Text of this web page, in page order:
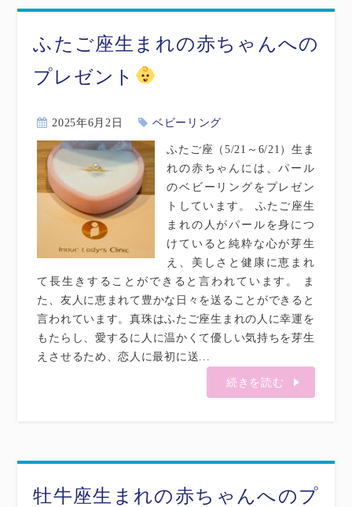
ふたご座生まれの赤ちゃんへの
プレゼント
2025年6月2日 ベビーリング
ふたご座（5/21～6/21）生ま
れの赤ちゃんには、パール
のベビーリングをプレゼン
トしています。 ふたご座生
まれの人がパールを身につ
けていると純粋な心が芽生
え、美しさと健康に恵まれ
て長生きすることができると言われています。 ま
た、友人に恵まれて豊かな日々を送ることができると
言われています。真珠はふたご座生まれの人に幸運を
もたらし、愛するに人に温かくて優しい気持ちを芽生
えさせるため、恋人に最初に送...
続きを読む
牡牛座生まれの赤ちゃんへのプ